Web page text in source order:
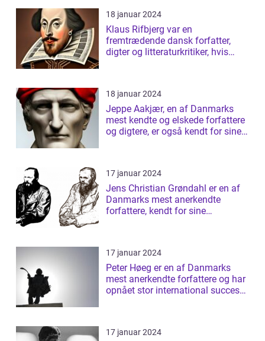
18 januar 2024
Klaus Rifbjerg var en
fremtrædende dansk forfatter,
digter og litteraturkritiker, hvis
18 januar 2024
Jeppe Aakjær, en af Danmarks
mest kendte og elskede forfattere
og digtere, er også kendt for sine
17 januar 2024
Jens Christian Grøndahl er en af
Danmarks mest anerkendte
forfattere, kendt for sine
17 januar 2024
Peter Høeg er en af Danmarks
mest anerkendte forfattere og har
opnået stor international succes
17 januar 2024